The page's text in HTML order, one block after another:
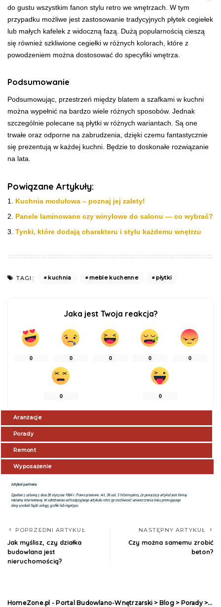
do gustu wszystkim fanon stylu retro we wnętrzach. W tym
przypadku możliwe jest zastosowanie tradycyjnych płytek cegiełek
lub małych kafelek z widoczną fazą. Dużą popularnością cieszą
się również szkliwione cegiełki w różnych kolorach, które z
powodzeniem można dostosować do specyfiki wnętrza.
Podsumowanie
Podsumowując, przestrzeń między blatem a szafkami w kuchni
można wypełnić na bardzo wiele różnych sposobów. Jednak
szczególnie polecane są płytki w różnych wariantach. Są one
trwałe oraz odporne na zabrudzenia, dzięki czemu fantastycznie
się prezentują w każdej kuchni. Będzie to doskonałe rozwiązanie
na lata.
Powiązane Artykuły:
Kuchnia modułowa – poznaj jej zalety!
Panele laminowane czy winylowe do salonu — co wybrać?
Tynki, które dodają charakteru i stylu każdemu wnętrzu
TAGI: kuchnia meble kuchenne płytki
Jaka jest Twoja reakcja?
0 0 0 0 0
0 0
Aranżacje
Porady
Remont
Wyposażenie
POPRZEDNI ARTYKUŁ
Jak myślisz, czy działka
budowlana jest
nieruchomością?
NASTĘPNY ARTYKUŁ
Czy można samemu zrobić
beton?
HomeZone.pl - Portal Budowlano-Wnętrzarski > Blog> Porady> Co